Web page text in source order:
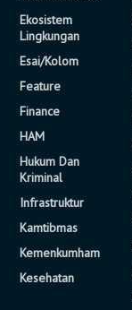
Ekosistem
Lingkungan
Esai/Kolom
Feature
Finance
HAM
Hukum Dan
Kriminal
Infrastruktur
Kamtibmas
Kemenkumham
Kesehatan